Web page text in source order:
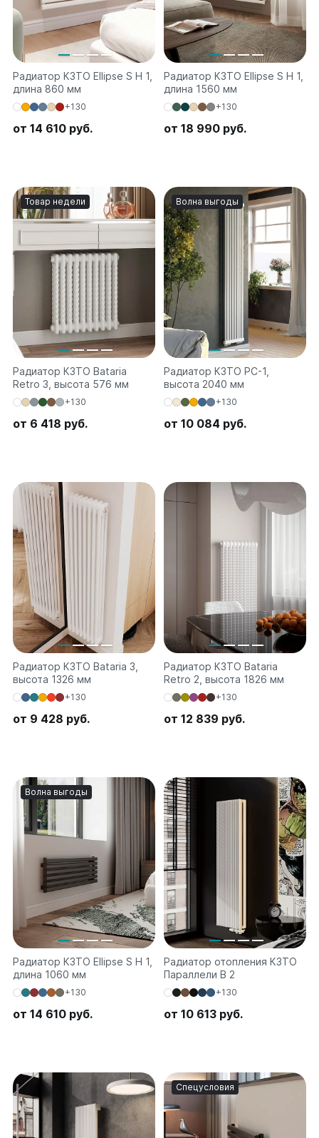
Радиатор КЗТО Ellipse S H 1,
длина 860 мм
+130
от 14 610 руб.
Радиатор КЗТО Ellipse S H 1,
длина 1560 мм
+130
от 18 990 руб.
Товар недели
Радиатор КЗТО Bataria
Retro 3, высота 576 мм
+130
от 6 418 руб.
Волна выгоды
Радиатор КЗТО РС-1,
высота 2040 мм
+130
от 10 084 руб.
Радиатор КЗТО Bataria 3,
высота 1326 мм
+130
от 9 428 руб.
Радиатор КЗТО Bataria
Retro 2, высота 1826 мм
+130
от 12 839 руб.
Волна выгоды
Радиатор КЗТО Ellipse S H 1,
длина 1060 мм
+130
от 14 610 руб.
Радиатор отопления КЗТО
Параллели В 2
+130
от 10 613 руб.
Спецусловия